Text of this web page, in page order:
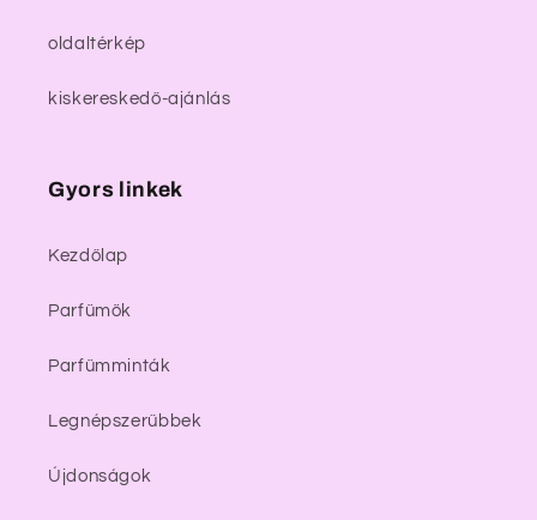
oldaltérkép
kiskereskedő-ajánlás
Gyors linkek
Kezdőlap
Parfümök
Parfümminták
Legnépszerűbbek
Újdonságok